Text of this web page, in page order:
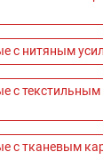
с нитяным
с
с тканевым